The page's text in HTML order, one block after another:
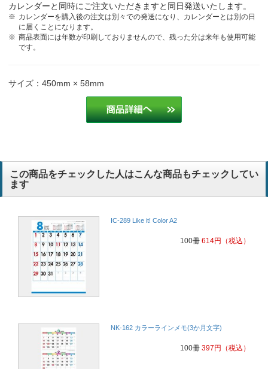
カレンダーと同時にご注文いただきますと同日発送いたします。
カレンダーを購入後の注文は別々での発送になり、カレンダーとは別の日
に届くことになります。
商品表面には年数が印刷しておりませんので、残った分は来年も使用可能
です。
サイズ：450mm × 58mm
この商品をチェックした人はこんな商品もチェックしてい
ます
IC-289 Like it! Color A2
100冊 614円 （税込）
NK-162 カラーラインメモ(3か月文字)
100冊 397 円 （税込）